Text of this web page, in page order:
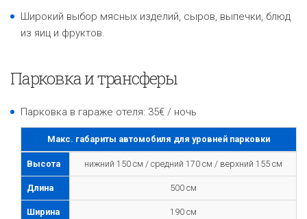
Широкий выбор мясных изделий, сыров, выпечки, блюд
из яиц и фруктов.
Парковка и трансферы
Парковка в гараже отеля: 35€ / ночь
Макс. габариты автомобиля для уровней парковки
Высота нижний 150 см / средний 170 см / верхний 155 см
Длина 500 см
Ширина 190 см